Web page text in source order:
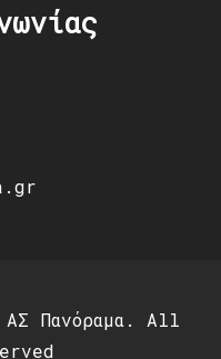
Πανόραμα. All